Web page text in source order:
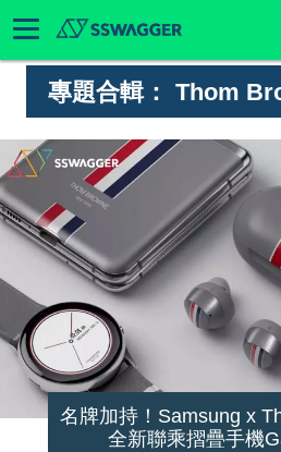
專題合輯： Thom
名牌加持！Samsung x
全新聯乘摺疊手機